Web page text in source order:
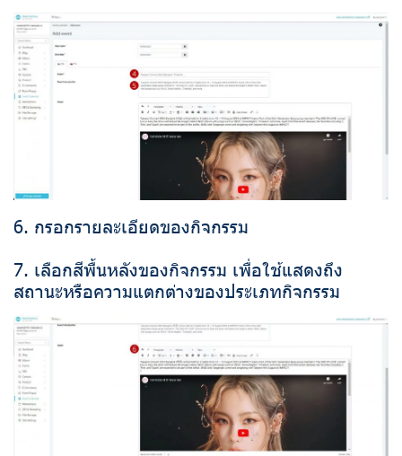
6. กรอกรายละเอียดของกิจกรรม
7. เลือกสีพื้นหลังของกิจกรรม เพื่อใช้แสดงถึง
สถานะหรือความแตกต่างของประเภทกิจกรรม